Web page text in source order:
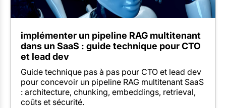
implémenter un pipeline RAG multitenant
dans un SaaS : guide technique pour CTO
et lead dev
Guide technique pas à pas pour CTO et lead dev
pour concevoir un pipeline RAG multitenant SaaS
: architecture, chunking, embeddings, retrieval,
coûts et sécurité.